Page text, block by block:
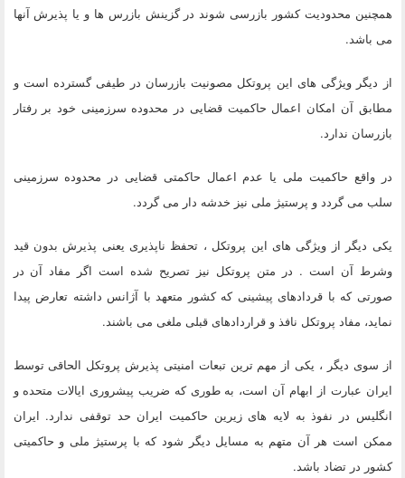
همچنین محدودیت کشور بازرسی شوند در گزینش بازرس ها و یا پذیرش آنها
می باشد.
از دیگر ویژگی های این پروتکل مصونیت بازرسان در طیفی گسترده است و
مطابق آن امکان اعمال حاکمیت قضایی در محدوده سرزمینی خود بر رفتار
بازرسان ندارد.
در واقع حاکمیت ملی یا عدم اعمال حاکمتی قضایی در محدوده سرزمینی
سلب می گردد و پرستیژ ملی نیز خدشه دار می گردد.
یکی دیگر از ویژگی های این پروتکل ، تحفظ ناپذیری یعنی پذیرش بدون قید
وشرط آن است . در متن پروتکل نیز تصریح شده است اگر مفاد آن در
صورتی که با قردادهای پیشینی که کشور متعهد با آژانس داشته تعارض پیدا
نماید، مفاد پروتکل نافذ و قراردادهای قبلی ملغی می باشند.
از سوی دیگر ، یکی از مهم ترین تبعات امنیتی پذیرش پروتکل الحاقی توسط
ایران عبارت از ابهام آن است، به طوری که ضریب پیشروری ایالات متحده و
انگلیس در نفوذ به لایه های زیرین حاکمیت ایران حد توقفی ندارد. ایران
ممکن است هر آن متهم به مسایل دیگر شود که با پرستیژ ملی و حاکمیتی
کشور در تضاد باشد.